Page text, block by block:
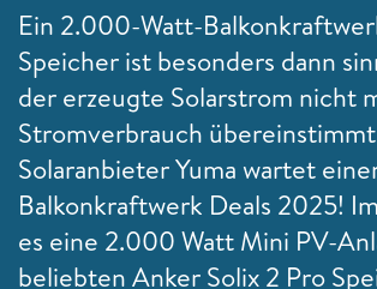
Ein 2.000-Watt-
Speicher ist besonders dann
der erzeugte Solarstrom nicht
Stromverbrauch
Solaranbieter Yuma wartet
Balkonkraftwerk Deals 2025!
es eine 2.000 Watt Mini PV-
beliebten Anker Solix 2 Pro